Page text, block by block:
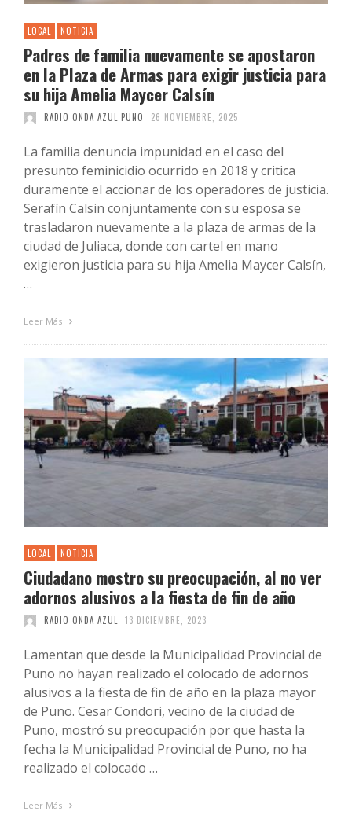
LOCAL NOTICIA
Padres de familia nuevamente se apostaron
en la Plaza de Armas para exigir justicia para
su hija Amelia Maycer Calsín
RADIO ONDA AZUL PUNO 26 NOVIEMBRE, 2025
La familia denuncia impunidad en el caso del
presunto feminicidio ocurrido en 2018 y critica
duramente el accionar de los operadores de justicia.
Serafín Calsin conjuntamente con su esposa se
trasladaron nuevamente a la plaza de armas de la
ciudad de Juliaca, donde con cartel en mano
exigieron justicia para su hija Amelia Maycer Calsín,
…
Leer Más
LOCAL NOTICIA
Ciudadano mostro su preocupación, al no ver
adornos alusivos a la fiesta de fin de año
RADIO ONDA AZUL 13 DICIEMBRE, 2023
Lamentan que desde la Municipalidad Provincial de
Puno no hayan realizado el colocado de adornos
alusivos a la fiesta de fin de año en la plaza mayor
de Puno. Cesar Condori, vecino de la ciudad de
Puno, mostró su preocupación por que hasta la
fecha la Municipalidad Provincial de Puno, no ha
realizado el colocado …
Leer Más